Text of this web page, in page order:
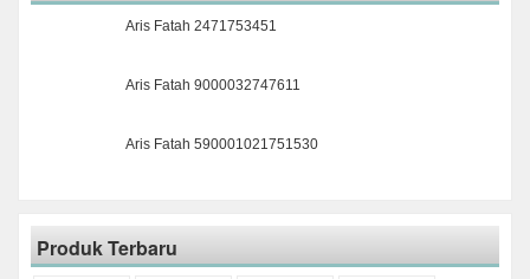
Aris Fatah 2471753451
Aris Fatah 9000032747611
Aris Fatah 590001021751530
Produk Terbaru